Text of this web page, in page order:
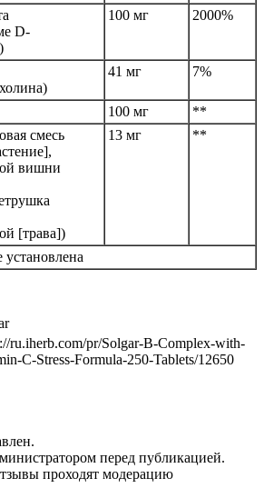
D-
100 мг 2000%
41 мг 7%
100 мг
**
смесь
вишни
[трава])
13 мг **
ru.iherb.com/pr/Solgar-B-Complex-with-
C-Stress-Formula-250-Tablets/12650
перед публикацией.
проходят модерацию